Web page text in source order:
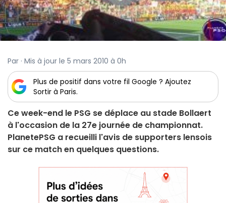
Par · Mis à jour le 5 mars 2010 à 0h
Plus de positif dans votre fil Google ? Ajoutez
Sortir à Paris.
Ce week-end le PSG se déplace au stade Bollaert
à l'occasion de la 27e journée de championnat.
PlanetePSG a recueilli l'avis de supporters lensois
sur ce match en quelques questions.